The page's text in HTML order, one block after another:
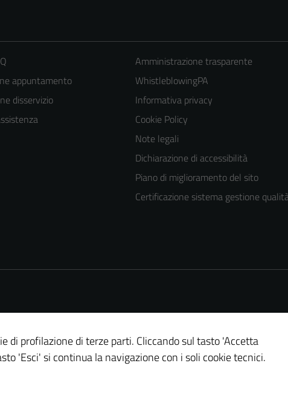
appuntamento
disservizio
Amministrazione trasparente
WhistleblowingPA
Informativa privacy
Cookie Policy
Note legali
Dichiarazione di accessibilità
Piano di miglioramento del sito
Certificazione sistema gestione
di profilazione di terze parti. Cliccando sul tasto 'Accetta
'Esci' si continua la navigazione con i soli cookie tecnici.